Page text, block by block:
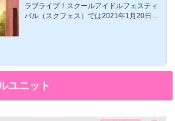
スクフェス】
ラブライブ！スクールアイドルフェスティ
バル（スクフェス）では2021年1月20日1
します。小原鞠莉SSR＜三人の約束＞覚醒
アクールレベル14308038802090レベル70
コン29個ごとに34%の確率で体力が4回復
ユニット